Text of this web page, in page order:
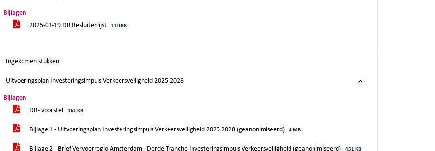
Bijlagen
2025-03-19 DB Besluitenlijst
110 KB
Ingekomen stukken
Uitvoeringsplan Investeringsimpuls Verkeersveiligheid 2025-2028
Bijlagen
DB- voorstel
161 KB
Bijlage 1 - Uitvoeringsplan Investeringsimpuls Verkeersveiligheid 2025 2028 (geanonimiseerd) 4 MB
Bijlage 2 - Brief Vervoerregio Amsterdam - Derde Tranche Investeringsimpuls Verkeersveiligheid (geanonimiseerd) 451 KB